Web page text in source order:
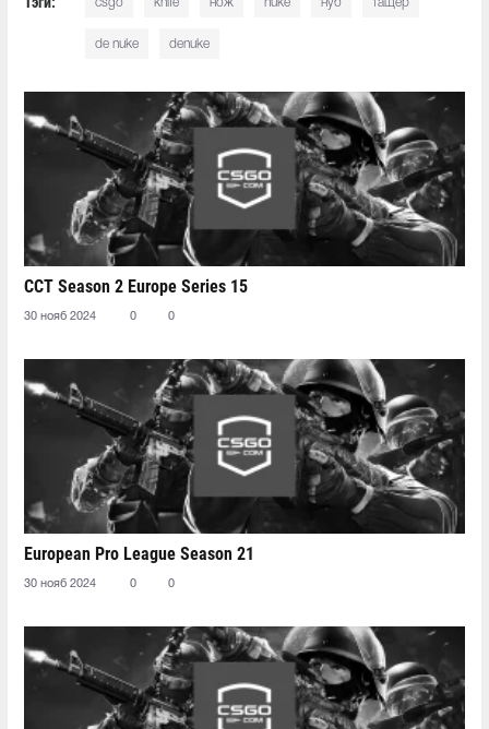
csgo knife нож nuke нуб тащер
de nuke denuke
CCT Season 2 Europe Series 15
30 нояб 2024 0 0
European Pro League Season 21
30 нояб 2024 0 0